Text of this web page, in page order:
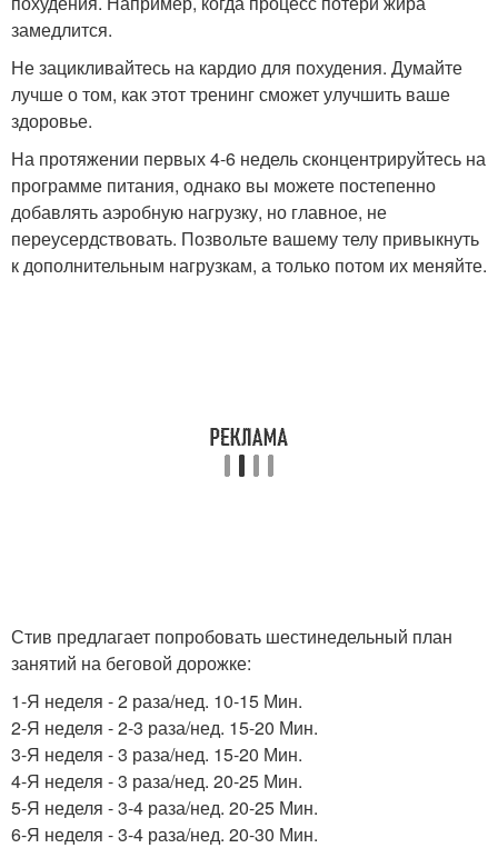
замедлится.
Не зацикливайтесь на кардио для похудения. Думайте
лучше о том, как этот тренинг сможет улучшить ваше
здоровье.
На протяжении первых 4-6 недель сконцентрируйтесь на
программе питания, однако вы можете постепенно
добавлять аэробную нагрузку, но главное, не
переусердствовать. Позвольте вашему телу привыкнуть
к дополнительным нагрузкам, а только потом их меняйте.
Стив предлагает попробовать шестинедельный план
занятий на беговой дорожке:
1-Я неделя - 2 раза/нед. 10-15 Мин.
2-Я неделя - 2-3 раза/нед. 15-20 Мин.
3-Я неделя - 3 раза/нед. 15-20 Мин.
4-Я неделя - 3 раза/нед. 20-25 Мин.
5-Я неделя - 3-4 раза/нед. 20-25 Мин.
6-Я неделя - 3-4 раза/нед. 20-30 Мин.